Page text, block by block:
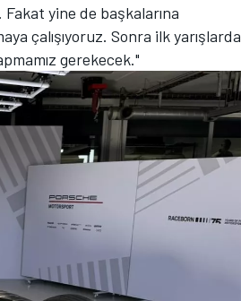
yine de başkalarına
çalışıyoruz. Sonra ilk yarışlarda
gerekecek."